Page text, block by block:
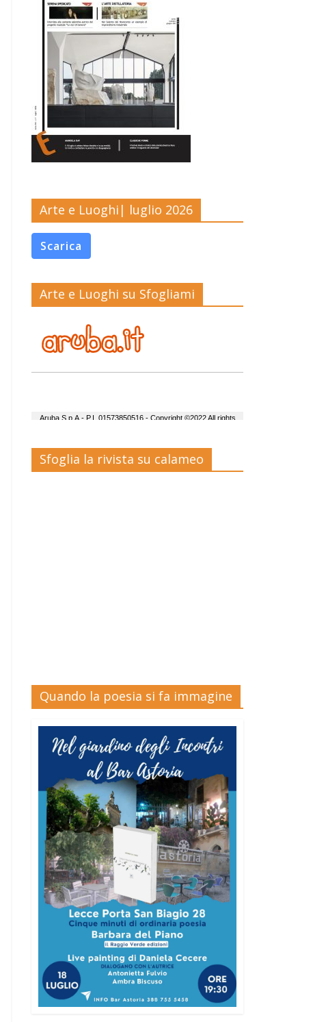
Arte e Luoghi| luglio 2026
Scarica
Arte e Luoghi su Sfogliami
Sfoglia la rivista su calameo
Quando la poesia si fa immagine